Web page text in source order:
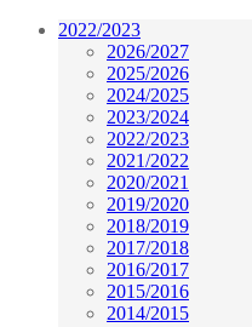
2022/2023
2026/2027
2025/2026
2024/2025
2023/2024
2022/2023
2021/2022
2020/2021
2019/2020
2018/2019
2017/2018
2016/2017
2015/2016
2014/2015